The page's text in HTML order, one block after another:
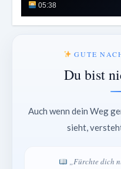
05:38
GUTE
Du bist
Auch wenn dein Weg
sieht,
„Fürchte dich